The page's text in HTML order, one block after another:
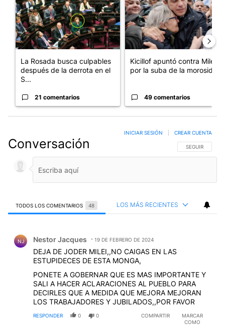
La Rosada busca culpables
después de la derrota en el
S...
21 comentarios
Kicillof apuntó contra Milei
por la suba de la morosida...
49 comentarios
Conversación SIGA ESTA
SEGUIR
INICIAR SESIÓN CREAR CUENTA
TODOS LOS COMENTARIOS 48 LOS MÁS RECIENTES
NJ Nestor Jacques 19 DE FEBRERO DE 2024
DEJA DE JODER MILEI,,NO CAIGAS EN LAS
ESTUPIDECES DE ESTA MONGA,
PONETE A GOBERNAR QUE ES MAS IMPORTANTE Y
SALI A HACER ACLARACIONES AL PUEBLO PARA
DECIRLES QUE A MEDIDA QUE MEJORA MEJORAN
LOS TRABAJADORES Y JUBILADOS,,POR FAVOR
RESPONDER 0 0 COMPARTIR
MARCAR
COMO